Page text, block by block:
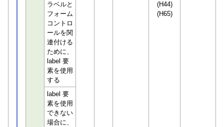
ラベルと
フォーム
コントロ
ールを関
連付ける
ために、
label 要
素を使用
する
(H44)
(H65)
label 要
素を使用
できない
場合に、